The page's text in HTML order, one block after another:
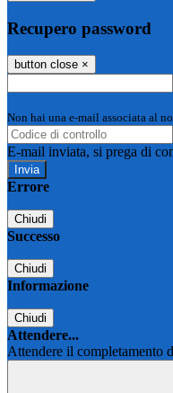
Recupero password
button close ×
Non hai una e-mail associata al
E-mail inviata, si prega di
Errore
Chiudi
Successo
Chiudi
Informazione
Chiudi
Attendere...
Attendere il completamento